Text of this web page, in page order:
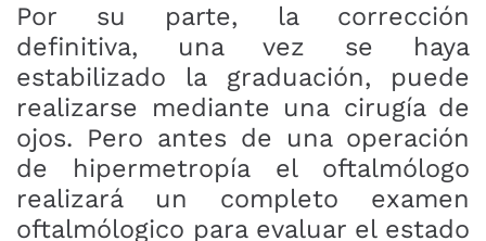
Por su parte, la corrección
definitiva, una vez se haya
estabilizado la graduación, puede
realizarse mediante una cirugía de
ojos. Pero antes de una operación
de hipermetropía el oftalmólogo
realizará un completo examen
oftalmólogico para evaluar el estado